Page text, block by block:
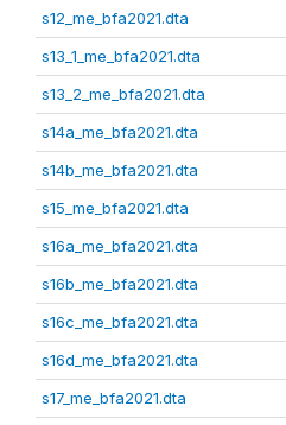
s12_me_bfa2021.dta
s13_1_me_bfa2021.dta
s13_2_me_bfa2021.dta
s14a_me_bfa2021.dta
s14b_me_bfa2021.dta
s15_me_bfa2021.dta
s16a_me_bfa2021.dta
s16b_me_bfa2021.dta
s16c_me_bfa2021.dta
s16d_me_bfa2021.dta
s17_me_bfa2021.dta